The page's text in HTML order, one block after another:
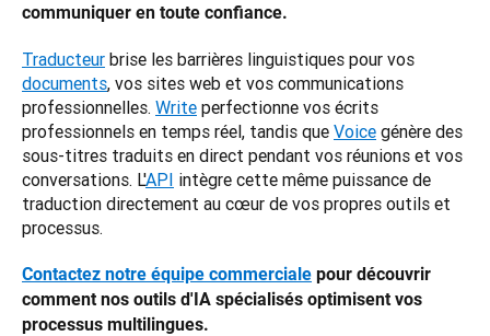
communiquer en toute confiance.
Traducteur
documents, vos sites web et vos communications
professionnelles. Write perfectionne vos écrits
professionnels en temps réel, tandis que Voice génère des
sous-titres traduits en direct pendant vos réunions et vos
conversations. L'API intègre cette même puissance de
traduction directement au cœur de vos propres outils et
processus.
Contactez notre équipe commerciale pour découvrir
comment nos outils d'IA spécialisés optimisent vos
processus multilingues.